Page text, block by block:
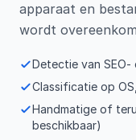
apparaat en
wordt
Detectie van SEO-
Classificatie op
Handmatige of
beschikbaar)